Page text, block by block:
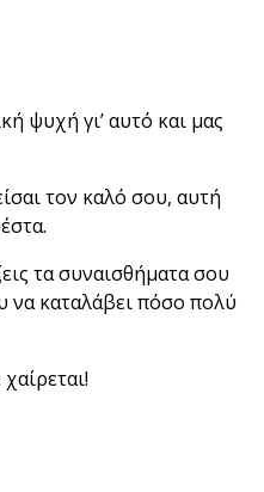
ψυχή γι’ αυτό και μας
τον καλό σου, αυτή
τα συναισθήματα σου
να καταλάβει πόσο πολύ